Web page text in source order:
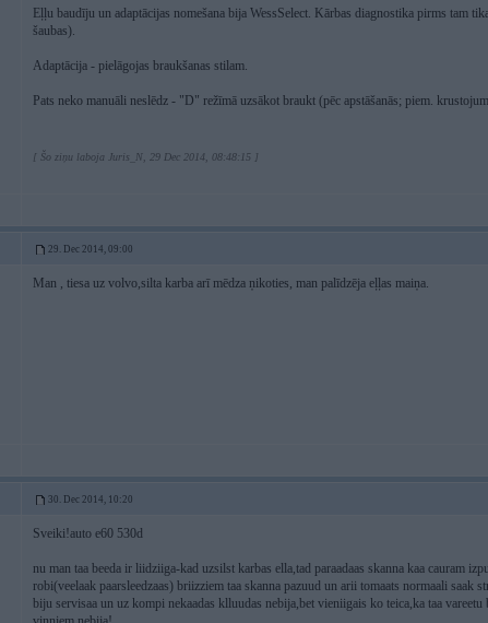
Eļļu baudīju un adaptācijas nomešana bija WessSelect. Kārbas diagnostika pirms tam
šaubas).
Adaptācija - pielāgojas braukšanas stilam.
Pats neko manuāli neslēdz - "D" režīmā uzsākot braukt (pēc apstāšanās; piem.
[ Šo ziņu laboja Juris_N, 29 Dec 2014, 08:48:15 ]
29. Dec 2014, 09:00
Man , tiesa uz volvo,silta karba arī mēdza ņikoties, man palīdzēja eļļas maiņa.
30. Dec 2014, 10:20
Sveiki!auto e60 530d
nu man taa beeda ir liidziiga-kad uzsilst karbas ella,tad paraadaas skanna kaa cauram
robi(veelaak paarsleedzaas) briizziem taa skanna pazuud un arii tomaats normaali saak
biju servisaa un uz kompi nekaadas klluudas nebija,bet vieniigais ko teica,ka taa